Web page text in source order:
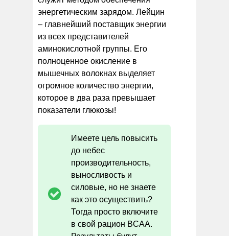
энергетическим зарядом. Лейцин
– главнейший поставщик энергии
из всех представителей
аминокислотной группы. Его
полноценное окисление в
мышечных волокнах выделяет
огромное количество энергии,
которое в два раза превышает
показатели глюкозы!
Имеете цель повысить
до небес
производительность,
выносливость и
силовые, но не знаете
как это осуществить?
Тогда просто включите
в свой рацион BCAA.